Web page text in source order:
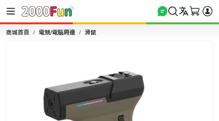
商城首頁 電競/電腦周邊 滑鼠